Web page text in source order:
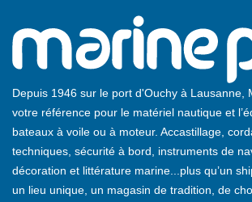
Depuis 1946 sur le port d'Ouchy à Lausanne,
votre référence pour le matériel nautique et
bateaux à voile ou à moteur. Accastillage,
techniques, sécurité à bord, instruments de
décoration et littérature marine...plus qu’un
un lieu unique, un magasin de tradition, de